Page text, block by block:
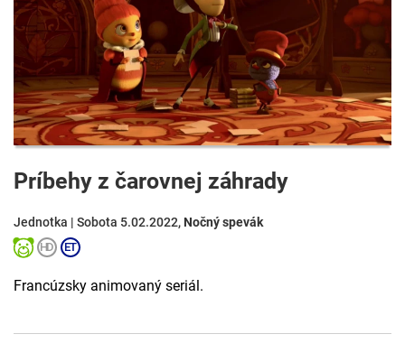
Príbehy z čarovnej záhrady
Jednotka | Sobota 5.02.2022, Nočný spevák
Francúzsky animovaný seriál.